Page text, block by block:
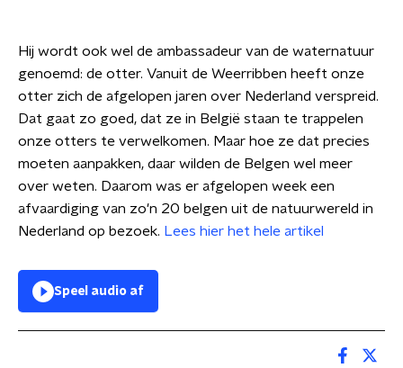
Hij wordt ook wel de ambassadeur van de waternatuur
genoemd: de otter. Vanuit de Weerribben heeft onze
otter zich de afgelopen jaren over Nederland verspreid.
Dat gaat zo goed, dat ze in België staan te trappelen
onze otters te verwelkomen. Maar hoe ze dat precies
moeten aanpakken, daar wilden de Belgen wel meer
over weten. Daarom was er afgelopen week een
afvaardiging van zo'n 20 belgen uit de natuurwereld in
Nederland op bezoek. Lees hier het hele artikel
Speel audio af